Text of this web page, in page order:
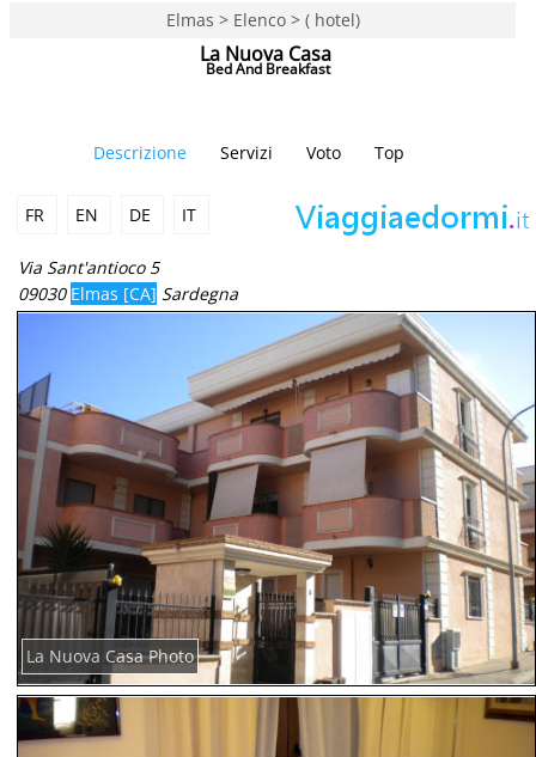
Elmas > Elenco > ( hotel)
La Nuova Casa
Bed And Breakfast
Descrizione Servizi Voto Top
FR EN DE IT
Via Sant'antioco 5
09030 Elmas [CA] Sardegna
La Nuova Casa Photo